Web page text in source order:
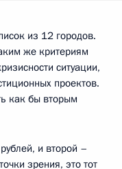
из 12 городов.
же критериям
ситуации,
проектов.
как бы вторым
и второй –
зрения, это тот